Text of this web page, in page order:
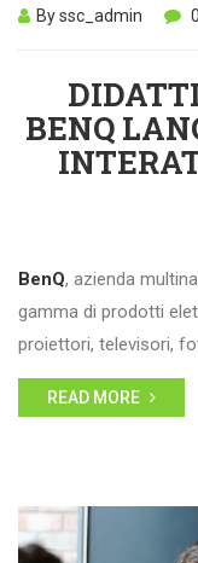
By ssc_admin
BENQ
BenQ, azienda
gamma di prodotti
proiettori, televisori,
READ MORE